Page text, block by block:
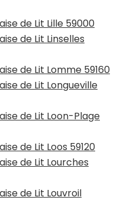
de Lit Lille 59000
de Lit Linselles
de Lit Lomme 59160
de Lit Longueville
de Lit Loon-Plage
de Lit Loos 59120
de Lit Lourches
de Lit Louvroil